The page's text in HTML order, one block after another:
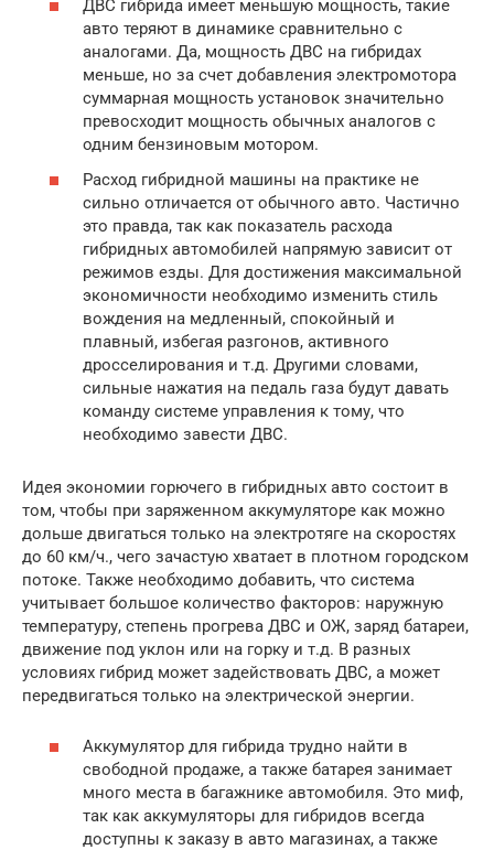
ДВС гибрида имеет меньшую мощность, такие
авто теряют в динамике сравнительно с
аналогами. Да, мощность ДВС на гибридах
меньше, но за счет добавления электромотора
суммарная мощность установок значительно
превосходит мощность обычных аналогов с
одним бензиновым мотором.
Расход гибридной машины на практике не
сильно отличается от обычного авто. Частично
это правда, так как показатель расхода
гибридных автомобилей напрямую зависит от
режимов езды. Для достижения максимальной
экономичности необходимо изменить стиль
вождения на медленный, спокойный и
плавный, избегая разгонов, активного
дросселирования и т.д. Другими словами,
сильные нажатия на педаль газа будут давать
команду системе управления к тому, что
необходимо завести ДВС.
Идея экономии горючего в гибридных авто состоит в
том, чтобы при заряженном аккумуляторе как можно
дольше двигаться только на электротяге на скоростях
до 60 км/ч., чего зачастую хватает в плотном городском
потоке. Также необходимо добавить, что система
учитывает большое количество факторов: наружную
температуру, степень прогрева ДВС и ОЖ, заряд батареи,
движение под уклон или на горку и т.д. В разных
условиях гибрид может задействовать ДВС, а может
передвигаться только на электрической энергии.
Аккумулятор для гибрида трудно найти в
свободной продаже, а также батарея занимает
много места в багажнике автомобиля. Это миф,
так как аккумуляторы для гибридов всегда
доступны к заказу в авто магазинах, а также